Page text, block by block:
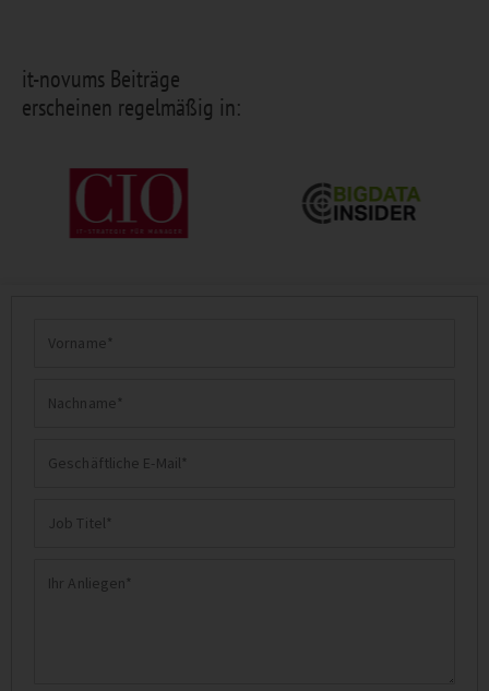
it-novums Beiträge
erscheinen regelmäßig in:
Nachname
Geschäftliche
Mail